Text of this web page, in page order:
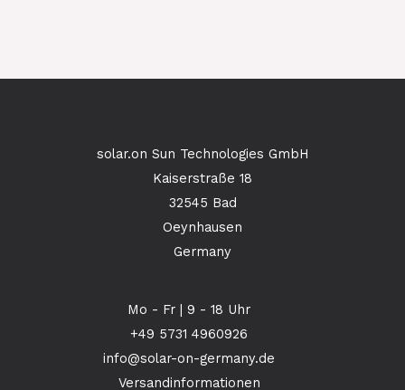
solar.on Sun Technologies GmbH
Kaiserstraße 18
32545 Bad
Oeynhausen
Germany
Mo - Fr | 9 - 18 Uhr
+49 5731 4960926
info@solar-on-germany.de
Versandinformationen